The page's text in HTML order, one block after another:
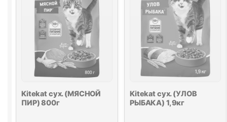
Kitekat сух. (МЯСНОЙ
ПИР) 800г
Kitekat сух. (УЛОВ
РЫБАКА) 1,9кг